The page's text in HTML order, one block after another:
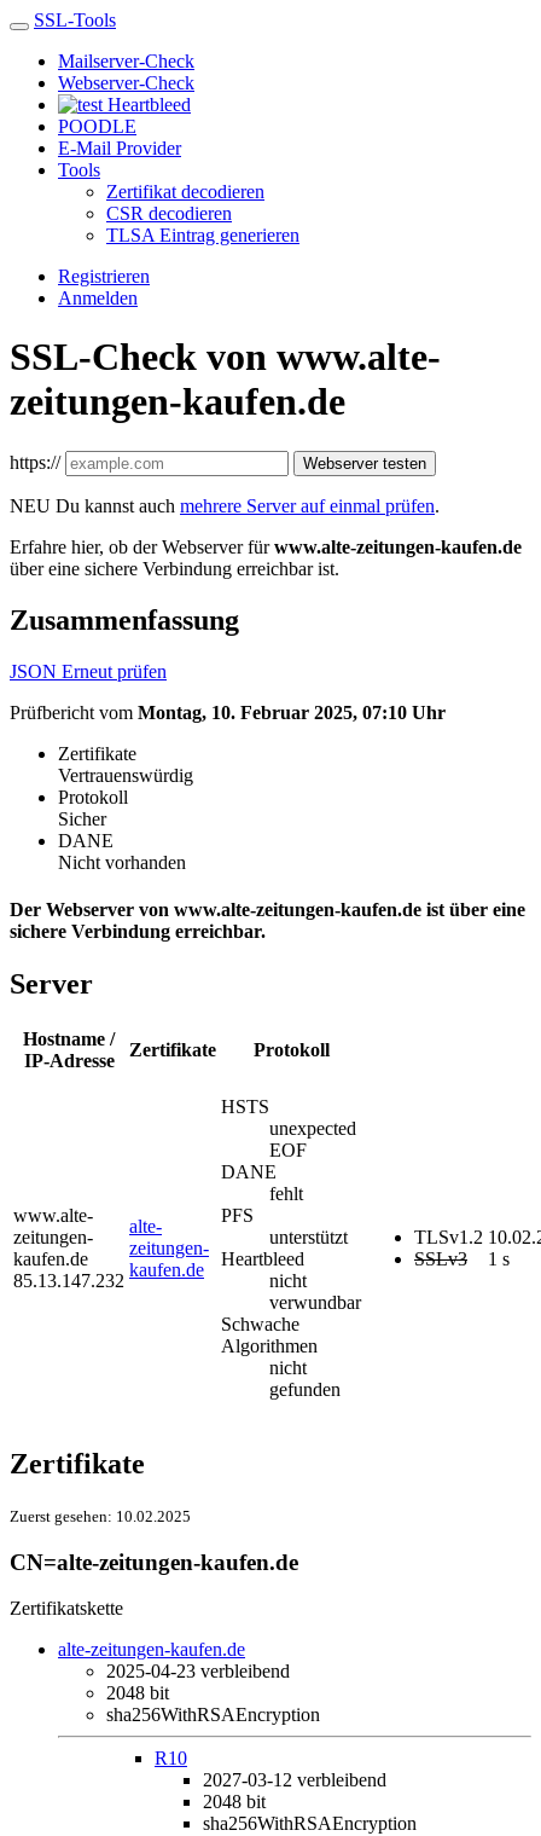
SSL-Tools
Mailserver-Check
Webserver-Check
Heartbleed
POODLE
E-Mail Provider
Tools
Zertifikat decodieren
CSR decodieren
TLSA Eintrag generieren
Registrieren
Anmelden
SSL-Check von www.alte-
zeitungen-kaufen.de
https:// Webserver testen
NEU Du kannst auch mehrere Server auf einmal prüfen.
Erfahre hier, ob der Webserver fürwww.alte-zeitungen-kaufen.de
über eine sichere Verbindung erreichbar ist.
Zusammenfassung
JSON Erneut prüfen
Prüfbericht vom Montag, 10. Februar 2025, 07:10 Uhr
Zertifikate
Vertrauenswürdig
Protokoll
Sicher
DANE
Nicht vorhanden
Der Webserver von www.alte-zeitungen-kaufen.de ist über eine
sichere Verbindung erreichbar.
Server
Hostname /
IP-Adresse
Zertifikate Protokoll
www.alte-
zeitungen-
kaufen.de
85.13.147.232
alte-
zeitungen-
kaufen.de
HSTS
unexpected
EOF
DANE
fehlt
PFS
unterstützt
Heartbleed
nicht
verwundbar
Schwache
Algorithmen
nicht
gefunden
TLSv1.2
SSLv3
1 s
Zertifikate
Zuerst gesehen: 10.02.2025
CN=alte-zeitungen-kaufen.de
Zertifikatskette
alte-zeitungen-kaufen.de
2025-04-23 verbleibend
2048 bit
sha256WithRSAEncryption
R10
2027-03-12 verbleibend
2048 bit
sha256WithRSAEncryption